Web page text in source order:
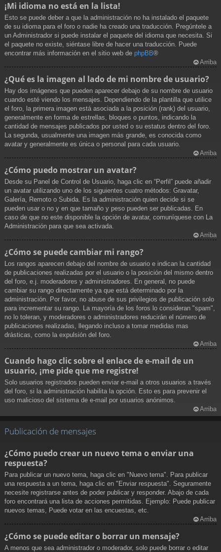
¡Mi idioma no está en la lista!
Esto se puede deber a que la administración no ha instalado el paquete
de su idioma para el foro o nadie ha creado una traducción. Pregúntele a
un Administrador si puede instalar el paquete del idioma que necesita. Si
el paquete no existe, siéntase libre de hacer una traducción. Puede
encontrar más información en el sitio web de phpBB®
Arriba
¿Qué es la imagen al lado de mi nombre de usuario?
Hay dos imágenes que pueden aparecer debajo de su nombre de usuario
cuando esté viendo los mensajes. Dependiendo de la plantilla que utilice
el foro, la primera imagen está asociada a la posición (rank) del usuario,
generalmente en forma de estrellas, bloques o puntos, indicando la
cantidad de mensajes publicados por usted o su estatus dentro del foro.
La segunda, usualmente una imagen más grande, es conocida como
avatar y generalmente es única o personal para cada usuario.
Arriba
¿Cómo puedo mostrar un avatar?
Desde su Panel de Control de Usuario, haga clic en “Perfil” puede añadir
un avatar utilizando uno de los siguientes cuatro métodos: Gravatar,
Galería, Remoto o Subida. Es la administración quien decide si se
pueden usar o no y en que tamaño y peso pueden ser publicadas. En
caso de que no este disponible la opción de avatar, comuníquese con La
Administración para que sea activada.
Arriba
¿Cómo se puede cambiar mi rango?
Los rangos aparecen debajo del nombre de usuario e indican la cantidad
de publicaciones realizadas por el usuario o la posición del mismo dentro
del foro, e.j. moderadores y administradores. En general, no puede
cambiar su rango directamente ya que está determinado por la
administración. Por favor, no abuse de sus privilegios de publicación solo
para incrementar su rango. La mayoría de los foros lo consideran "spam",
no lo toleran, y moderadores o administradores reducirán el número de
publicaciones realizadas, llegando incluso a tomar medidas mas
drásticas, como la expulsión del foro.
Arriba
Cuando hago clic sobre el enlace de e-mail de un
usuario, ¡me pide que me registre!
Solo usuarios registrados pueden enviar e-mail a otros usuarios a través
del foro, si la administración habilita la opción. Esto es para prevenir el
uso malicioso del sistema de e-mail por usuarios anónimos.
Arriba
Publicación de mensajes
¿Cómo puedo crear un nuevo tema o enviar una
respuesta?
Para publicar un nuevo tema, haga clic en "Nuevo tema". Para publicar
una respuesta a un tema, haga clic en "Enviar respuesta". Seguramente
necesite registrarse antes de poder publicar y responder. Abajo de cada
foro encontrará una lista de acciones permitidas. Ejemplo: Puede publicar
nuevos temas, Puede votar en las encuestas, etc.
Arriba
¿Cómo se puede editar o borrar un mensaje?
A menos que sea administrador o moderador, solo puede borrar o editar